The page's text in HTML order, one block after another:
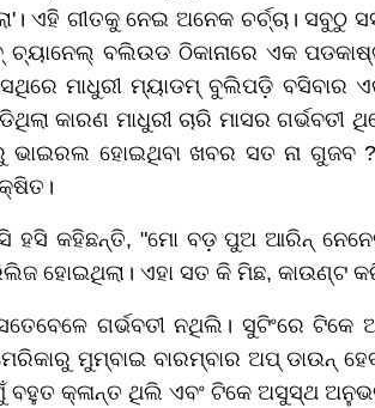
ଏହି ଗୀତକୁ ନେଇ ଅନେକ ଚର୍ଚ୍ଚା।
ଚ୍ୟାନେଲ୍ ବଲିଉଡ ଠିକାନାରେ ଏକ
ମାଧୁରୀ ମ୍ୟାଡମ୍ ବୁଲିପଡ଼ି ବସିବାର
କାରଣ ମାଧୁରୀ ଚାରି ମାସର ଗର୍ଭବତୀ
ଭାଇରଲ ହୋଇଥିବା ଖବର ସତ ନା
ହସି କହିଛନ୍ତି, "ମୋ ବଡ଼ ପୁଅ ଆରିନ୍
ହୋଇଥିଲା। ଏହା ସତ କି ମିଛ,
ଗର୍ଭବତୀ ନଥିଲି। ସୁଟିଂରେ
ମୁମ୍ବାଇ ବାରମ୍ବାର ଅପ୍ ଡାଉନ୍
ମୁଁ ବହୁତ କ୍ଳାନ୍ତ ଥିଲି ଏବଂ ଟିକେ ଅସୁସ୍ଥ